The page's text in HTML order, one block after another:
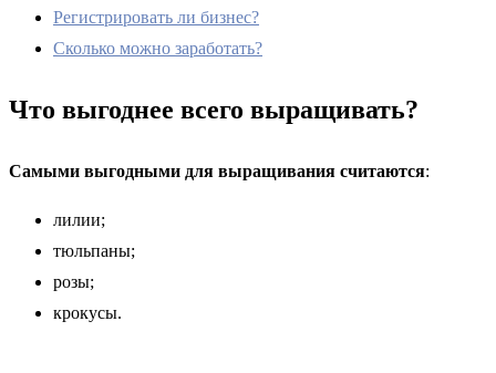
Регистрировать ли бизнес?
Сколько можно заработать?
Что выгоднее всего выращивать?
Самыми выгодными для выращивания считаются:
лилии;
тюльпаны;
розы;
крокусы.